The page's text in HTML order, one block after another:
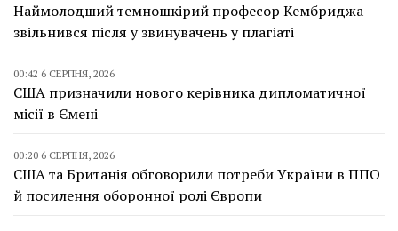
Наймолодший темношкірий професор Кембриджа
звільнився після у звинувачень у плагіаті
00:42 6 СЕРПНЯ, 2026
США призначили нового керівника дипломатичної
місії в Ємені
00:20 6 СЕРПНЯ, 2026
США та Британія обговорили потреби України в ППО
й посилення оборонної ролі Європи